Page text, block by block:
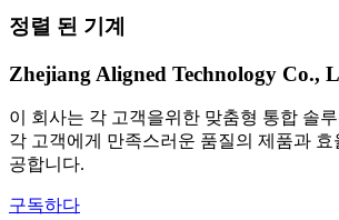
정렬 된 기계
Zhejiang Aligned Technology Co.,
이 회사는 각 고객을위한 맞춤형 통합 솔
각 고객에게 만족스러운 품질의 제품과 효
공합니다.
구독하다